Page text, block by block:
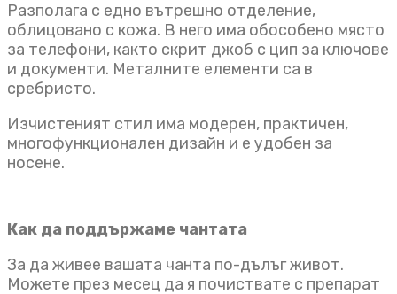
Разполага с едно вътрешно отделение,
облицовано с кожа. В него има обособено място
за телефони, както скрит джоб с цип за ключове
и документи. Металните елементи са в
сребристо.
Изчистеният стил има модерен, практичен,
многофункционален дизайн и е удобен за
носене.
Как да поддържаме чантата
За да живее вашата чанта по-дълъг живот.
Можете през месец да я почиствате с препарат